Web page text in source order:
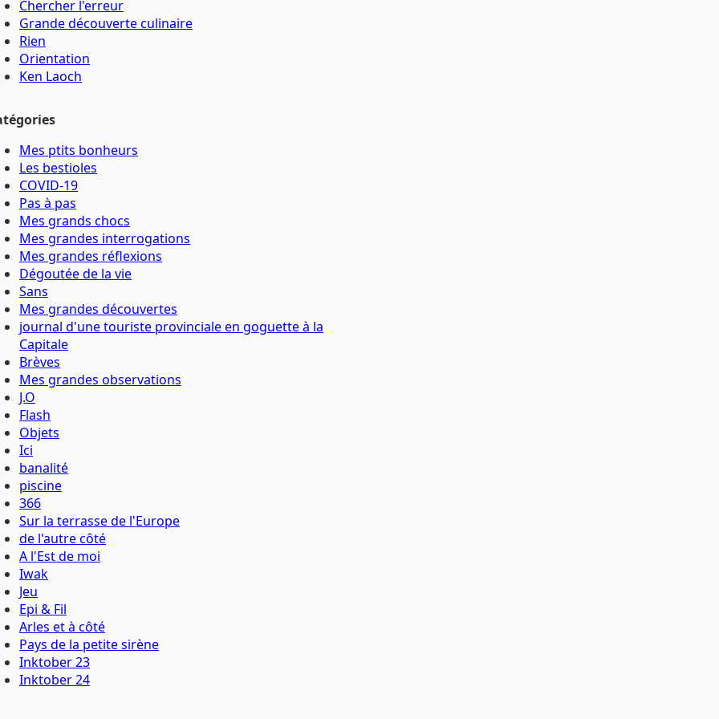
Chercher l'erreur
Grande découverte culinaire
Rien
Orientation
Ken Laoch
Mes ptits bonheurs
Les bestioles
COVID-19
Pas à pas
Mes grands chocs
Mes grandes interrogations
Mes grandes réflexions
Dégoutée de la vie
Sans
Mes grandes découvertes
journal d'une touriste provinciale en goguette à la
Capitale
Brèves
Mes grandes observations
J.O
Flash
Objets
Ici
banalité
piscine
366
Sur la terrasse de l'Europe
de l'autre côté
A l'Est de moi
Iwak
Jeu
Epi & Fil
Arles et à côté
Pays de la petite sirène
Inktober 23
Inktober 24